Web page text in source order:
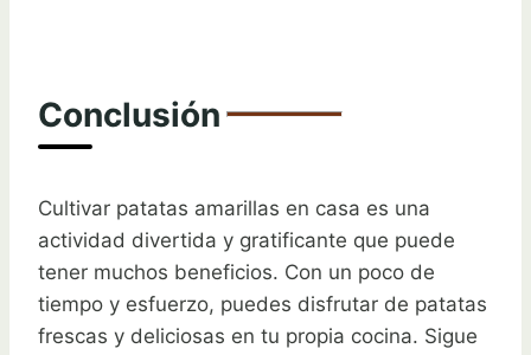
Conclusión
Cultivar patatas amarillas en casa es una
actividad divertida y gratificante que puede
tener muchos beneficios. Con un poco de
tiempo y esfuerzo, puedes disfrutar de patatas
frescas y deliciosas en tu propia cocina. Sigue